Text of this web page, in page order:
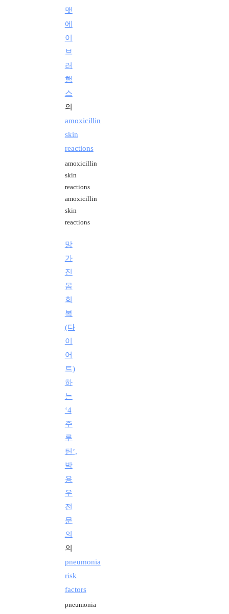
맷
에
이
브
러
햄
스
의
amoxicillin
skin
reactions
amoxicillin
skin
reactions
amoxicillin
skin
reactions
망
가
진
몸
회
복
(다
이
어
트)
하
는
‘4
주
루
틴’,
박
용
우
전
문
의
의
pneumonia
risk
factors
pneumonia